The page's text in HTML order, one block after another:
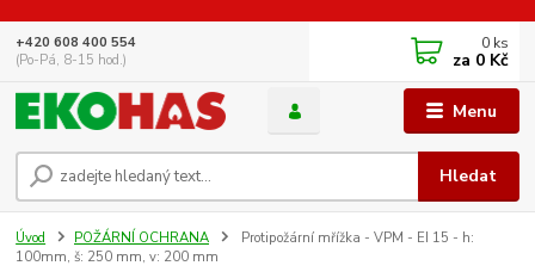
Menu
Hledat
+420 608 400 554
(Po-Pá, 8-15 hod.)
0 ks
za 0 Kč
Úvod POŽÁRNÍ OCHRANA
Protipožární mřížka - VPM - EI 15 - h:
100mm, š: 250 mm, v: 200 mm